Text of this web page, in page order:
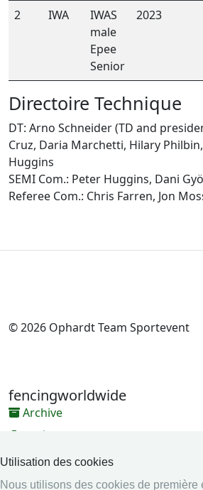
Utilisation des cookies
Nous utilisons des cookies de première
2
IWA
IWAS
male
Epee
Senior
2023
Directoire Technique
DT: Arno Schneider (TD and
Cruz, Daria Marchetti, Hilary
Huggins
SEMI Com.: Peter Huggins, Dani
Referee Com.: Chris Farren, Jon
© 2026 Ophardt Team Sportevent
fencingworldwide
Archive
Vidéos
Médias